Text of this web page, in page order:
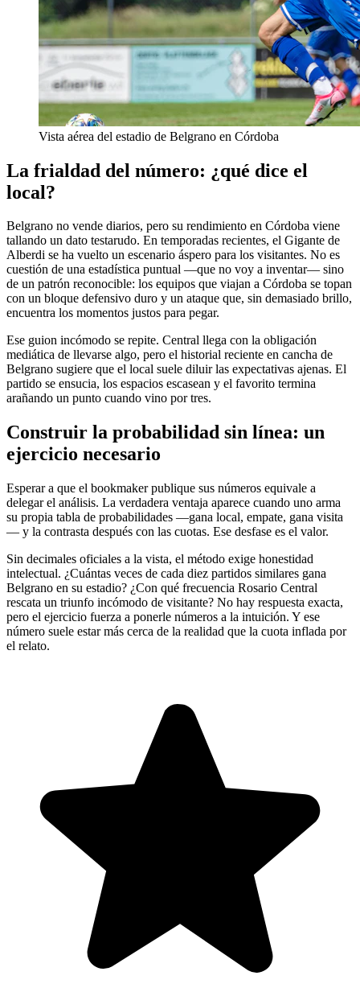
Vista aérea del estadio de Belgrano en Córdoba
La frialdad del número: ¿qué dice el
local?
Belgrano no vende diarios, pero su rendimiento en Córdoba viene
tallando un dato testarudo. En temporadas recientes, el Gigante de
Alberdi se ha vuelto un escenario áspero para los visitantes. No es
cuestión de una estadística puntual —que no voy a inventar— sino
de un patrón reconocible: los equipos que viajan a Córdoba se topan
con un bloque defensivo duro y un ataque que, sin demasiado brillo,
encuentra los momentos justos para pegar.
Ese guion incómodo se repite. Central llega con la obligación
mediática de llevarse algo, pero el historial reciente en cancha de
Belgrano sugiere que el local suele diluir las expectativas ajenas. El
partido se ensucia, los espacios escasean y el favorito termina
arañando un punto cuando vino por tres.
Construir la probabilidad sin línea: un
ejercicio necesario
Esperar a que el bookmaker publique sus números equivale a
delegar el análisis. La verdadera ventaja aparece cuando uno arma
su propia tabla de probabilidades —gana local, empate, gana visita
— y la contrasta después con las cuotas. Ese desfase es el valor.
Sin decimales oficiales a la vista, el método exige honestidad
intelectual. ¿Cuántas veces de cada diez partidos similares gana
Belgrano en su estadio? ¿Con qué frecuencia Rosario Central
rescata un triunfo incómodo de visitante? No hay respuesta exacta,
pero el ejercicio fuerza a ponerle números a la intuición. Y ese
número suele estar más cerca de la realidad que la cuota inflada por
el relato.